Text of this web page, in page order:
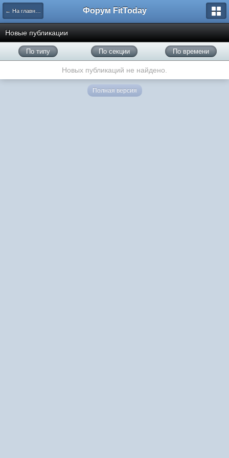
← На главную Форум FitToday
Новые публикации
По типу По секции По времени
Новых публикаций не найдено.
Полная версия